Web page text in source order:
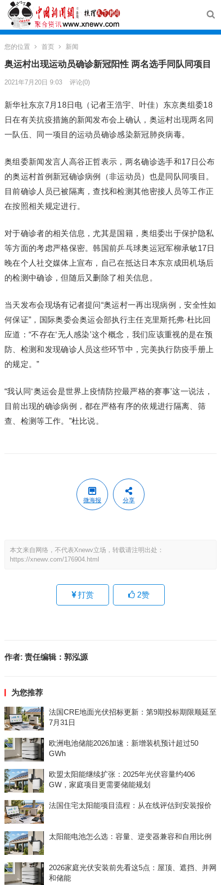
您的位置 首页 新闻
奥运村出现运动员确诊新冠阳性 两名选手同队同项目
2021年7月20日 9:03 评论(0)
新华社东京7月18日电（记者王浩宇、叶佳）东京奥组委18
日在有关抗疫措施的新闻发布会上确认，奥运村出现两名同
一队伍、同一项目的运动员确诊感染新冠肺炎病毒。
奥组委新闻发言人高谷正哲表示，两名确诊选手和17日公布
的奥运村首例新冠确诊病例（非运动员）也是同队同项目。
目前确诊人员已被隔离，查找和检测其他密接人员等工作正
在按照相关规定进行。
对于确诊者的相关信息，尤其是国籍，奥组委出于保护隐私
等方面的考虑严格保密。韩国前乒乓球奥运冠军柳承敏17日
晚在个人社交媒体上宣布，自己在抵达日本东京成田机场后
的检测中确诊，但随后又删除了相关信息。
当天发布会现场有记者提问“奥运村一再出现病例，安全性如
何保证”，国际奥委会奥运会部执行主任克里斯托弗·杜比回
应道：“不存在‘无人感染’这个概念，我们应该重视的是在预
防、检测和发现确诊人员这些环节中，完美执行防疫手册上
的规定。”
“我认同‘奥运会是世界上疫情防控最严格的赛事’这一说法，
目前出现的确诊病例，都在严格有序的依规进行隔离、筛
查、检测等工作。”杜比说。
微海报 分享
本文来自网络，不代表Xnewv立场，转载请注明出处：
https://xnewv.com/176904.html
打赏 2赞
作者: 责任编辑：郭泓源
为您推荐
法国CRE地面光伏招标更新：第9期投标期限顺延至
7月31日
欧洲电池储能2026加速：新增装机预计超过50
GWh
欧盟太阳能继续扩张：2025年光伏容量约406
GW，家庭项目更需要储能规划
法国住宅太阳能项目流程：从在线评估到安装报价
太阳能电池怎么选：容量、逆变器兼容和自用比例
2026家庭光伏安装前先看这5点：屋顶、遮挡、并网
和储能